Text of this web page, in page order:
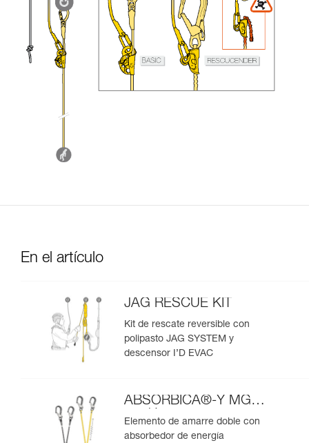
En el artículo
JAG RESCUE KIT
Kit de rescate reversible con
polipasto JAG SYSTEM y
descensor I’D EVAC
ABSORBICA®-Y MGO
versión europea
Elemento de amarre doble con
absorbedor de energía